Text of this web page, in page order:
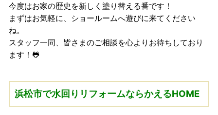
今度はお家の歴史を新しく塗り替える番です！
まずはお気軽に、ショールームへ遊びに来てください
ね。
スタッフ一同、皆さまのご相談を心よりお待ちしており
ます！🐸
浜松市で水回りリフォームならかえるHOME